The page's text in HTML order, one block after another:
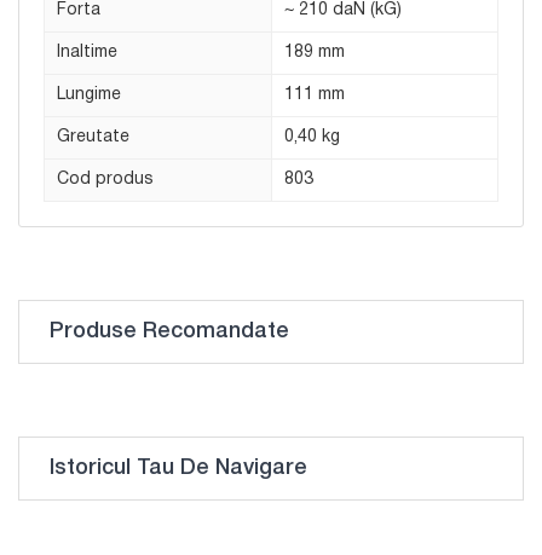
Forta ~ 210 daN (kG)
Inaltime 189 mm
Lungime 111 mm
Greutate 0,40 kg
Cod produs 803
Produse Recomandate
Istoricul Tau De Navigare